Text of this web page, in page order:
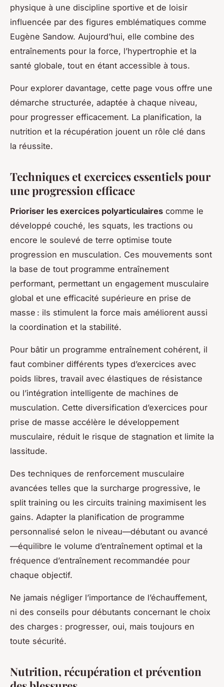
physique à une discipline sportive et de loisir
influencée par des figures emblématiques comme
Eugène Sandow. Aujourd’hui, elle combine des
entraînements pour la force, l’hypertrophie et la
santé globale, tout en étant accessible à tous.
Pour explorer davantage, cette page vous offre une
démarche structurée, adaptée à chaque niveau,
pour progresser efficacement. La planification, la
nutrition et la récupération jouent un rôle clé dans
la réussite.
Techniques et exercices essentiels pour
une progression efficace
Prioriser les exercices polyarticulaires comme le
développé couché, les squats, les tractions ou
encore le soulevé de terre optimise toute
progression en musculation. Ces mouvements sont
la base de tout programme entraînement
performant, permettant un engagement musculaire
global et une efficacité supérieure en prise de
masse : ils stimulent la force mais améliorent aussi
la coordination et la stabilité.
Pour bâtir un programme entraînement cohérent, il
faut combiner différents types d’exercices avec
poids libres, travail avec élastiques de résistance
ou l’intégration intelligente de machines de
musculation. Cette diversification d’exercices pour
prise de masse accélère le développement
musculaire, réduit le risque de stagnation et limite la
lassitude.
Des techniques de renforcement musculaire
avancées telles que la surcharge progressive, le
split training ou les circuits training maximisent les
gains. Adapter la planification de programme
personnalisé selon le niveau—débutant ou avancé
—équilibre le volume d’entraînement optimal et la
fréquence d’entraînement recommandée pour
chaque objectif.
Ne jamais négliger l’importance de l’échauffement,
ni des conseils pour débutants concernant le choix
des charges : progresser, oui, mais toujours en
toute sécurité.
Nutrition, récupération et prévention